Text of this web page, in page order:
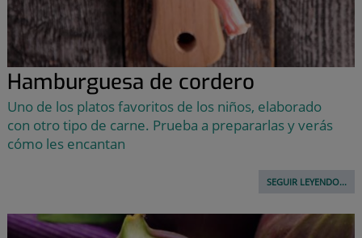
Hamburguesa de cordero
Uno de los platos favoritos de los niños, elaborado
con otro tipo de carne. Prueba a prepararlas y verás
cómo les encantan
SEGUIR LEYENDO...